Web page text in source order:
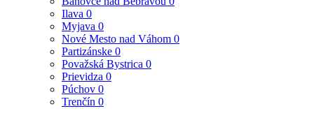
Ilava 0
Myjava 0
Nové Mesto nad Váhom 0
Partizánske 0
Považská Bystrica 0
Prievidza 0
Púchov 0
Trenčín 0